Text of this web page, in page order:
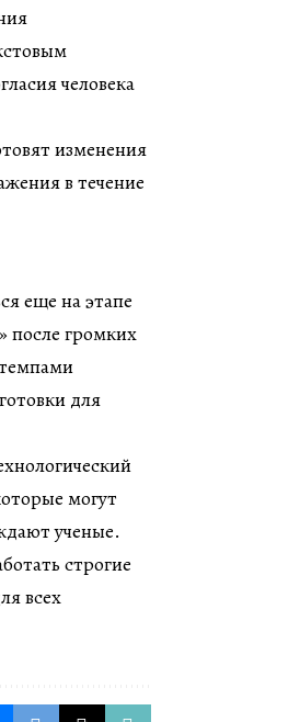
человека
изменения
в течение
еще на этапе
после громких
для
могут
ученые.
строгие
всех